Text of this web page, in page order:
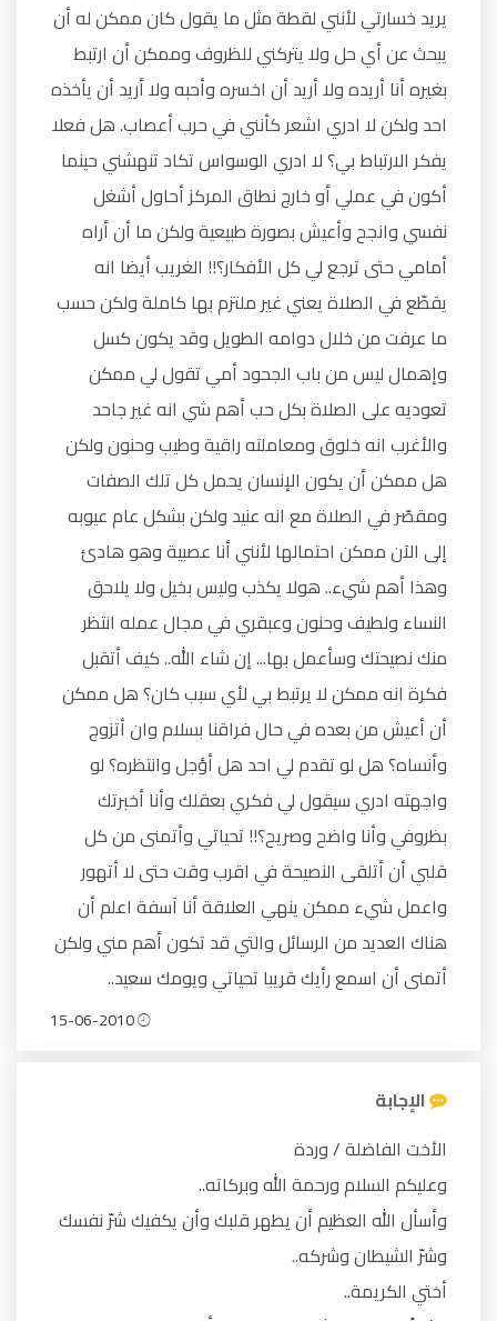
يريد خسارتي لأنني لقطة مثل ما يقول كان ممكن له أن
يبحث عن أي حل ولا يتركني للظروف وممكن أن ارتبط
بغيره أنا أريده ولا أريد أن اخسره وأحبه ولا أريد أن يأخذه
احد ولكن لا ادري اشعر كأنني في حرب أعصاب. هل فعلا
يفكر الارتباط بي؟ لا ادري الوسواس تكاد تنهشني حينما
أكون في عملي أو خارج نطاق المركز أحاول أشغل
نفسي وانجح وأعيش بصورة طبيعية ولكن ما أن أراه
أمامي حتى ترجع لي كل الأفكار؟!! الغريب أيضا انه
يقطّع في الصلاة يعني غير ملتزم بها كاملة ولكن حسب
ما عرفت من خلال دوامه الطويل وقد يكون كسل
وإهمال ليس من باب الجحود أمي تقول لي ممكن
تعوديه على الصلاة بكل حب أهم شي انه غير جاحد
والأغرب انه خلوق ومعاملته راقية وطيب وحنون ولكن
هل ممكن أن يكون الإنسان يحمل كل تلك الصفات
ومقصّر في الصلاة مع انه عنيد ولكن بشكل عام عيوبه
إلى الآن ممكن احتمالها لأنني أنا عصبية وهو هادئ
وهذا أهم شيء.. هولا يكذب وليس بخيل ولا يلاحق
النساء ولطيف وحنون وعبقري في مجال عمله انتظر
منك نصيحتك وسأعمل بها... إن شاء الله.. كيف أتقبل
فكرة انه ممكن لا يرتبط بي لأي سبب كان؟ هل ممكن
أن أعيش من بعده في حال فراقنا بسلام وان أتزوج
وأنساه؟ هل لو تقدم لي احد هل أؤجل وانتظره؟ لو
واجهته ادري سيقول لي فكري بعقلك وأنا أخبرتك
بظروفي وأنا واضح وصريح؟!! تحياتي وأتمنى من كل
قلبي أن أتلقى النصيحة في اقرب وقت حتى لا أتهور
واعمل شيء ممكن ينهي العلاقة أنا آسفة اعلم أن
هناك العديد من الرسائل والتي قد تكون أهم مني ولكن
أتمنى أن اسمع رأيك قريبا تحياتي ويومك سعيد..
الإجابة
الأخت الفاضلة / وردة
وعليكم السلام ورحمة الله وبركاته..
وأسأل الله العظيم أن يطهر قلبك وأن يكفيك شرّ نفسك
وشرّ الشيطان وشركه..
أختي الكريمة..